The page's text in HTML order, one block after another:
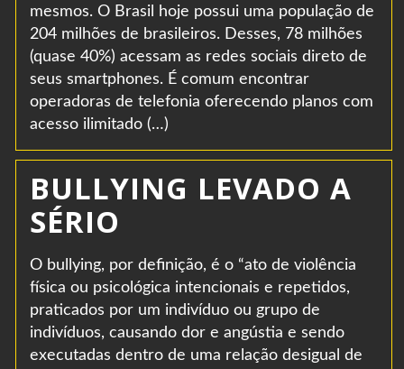
mesmos. O Brasil hoje possui uma população de
204 milhões de brasileiros. Desses, 78 milhões
(quase 40%) acessam as redes sociais direto de
seus smartphones. É comum encontrar
operadoras de telefonia oferecendo planos com
acesso ilimitado (…)
BULLYING LEVADO A
SÉRIO
O bullying, por definição, é o “ato de violência
física ou psicológica intencionais e repetidos,
praticados por um indivíduo ou grupo de
indivíduos, causando dor e angústia e sendo
executadas dentro de uma relação desigual de